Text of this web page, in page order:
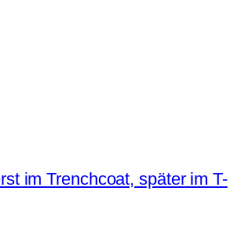
im Trenchcoat, später im T-